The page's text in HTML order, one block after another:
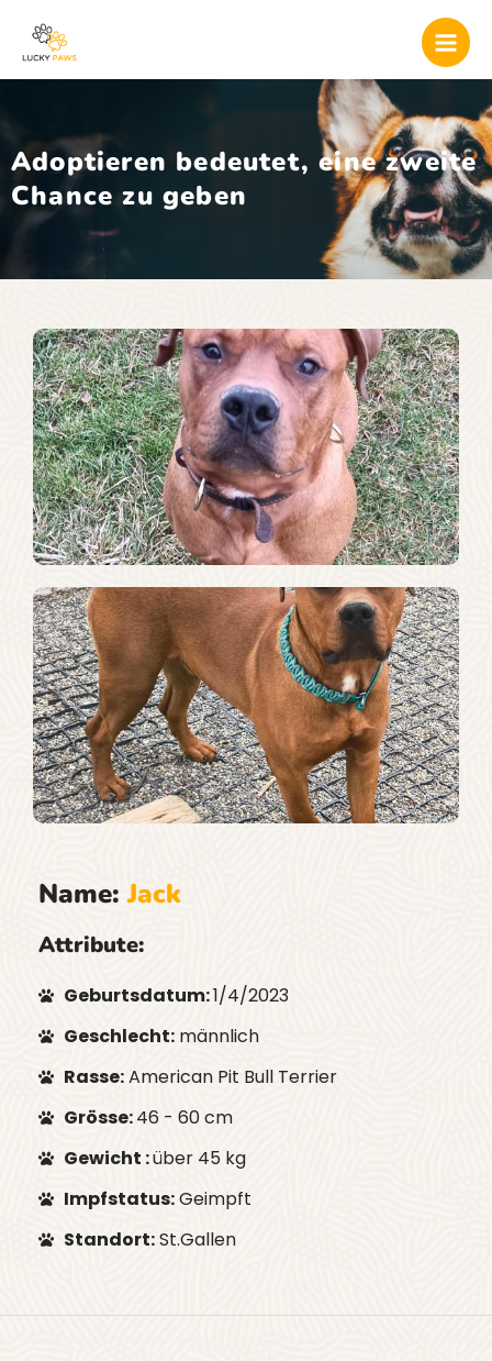
content
Main
Adoptieren bedeutet, eine zweite
Chance zu geben
Name:Jack
Attribute:
Geburtsdatum:1/4/2023
Geschlecht:männlich
Rasse:American Pit Bull Terrier
Grösse:46 - 60 cm
Gewicht :über 45 kg
Impfstatus:Geimpft
Standort:St.Gallen